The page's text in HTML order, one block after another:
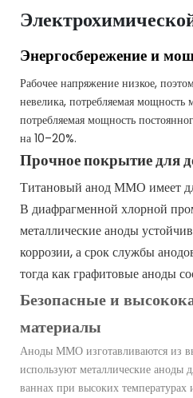
Энергосбережение и
Рабочее напряжение низкое,
невелика, потребляемая мощность
потребляемая мощность
на 10–20%.
Прочное покрытие для
Титановый анод ММО имеет
В диафрагменной хлорной
металлические аноды
коррозии, а срок службы
тогда как графитовые аноды
Безопасные и
материалы
Аноды ММО изготавливаются из
используют металлические аноды
ваннах при высоких температурах